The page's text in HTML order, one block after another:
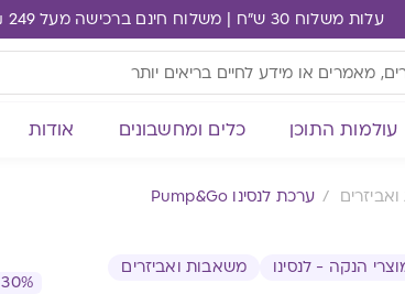
עלות משלוח 30 ש"ח | משלוח חינם ברכישה מעל 249 ₪
עולמות התוכן כלים ומחשבונים אודות
ערכת לנסינו Pump&Go
30% הנחה
הנקה - לנסינו
משאבות ואביזרים